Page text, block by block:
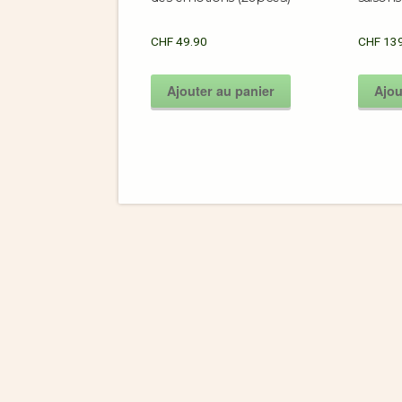
CHF49.90
Ajouter au panier
CHF